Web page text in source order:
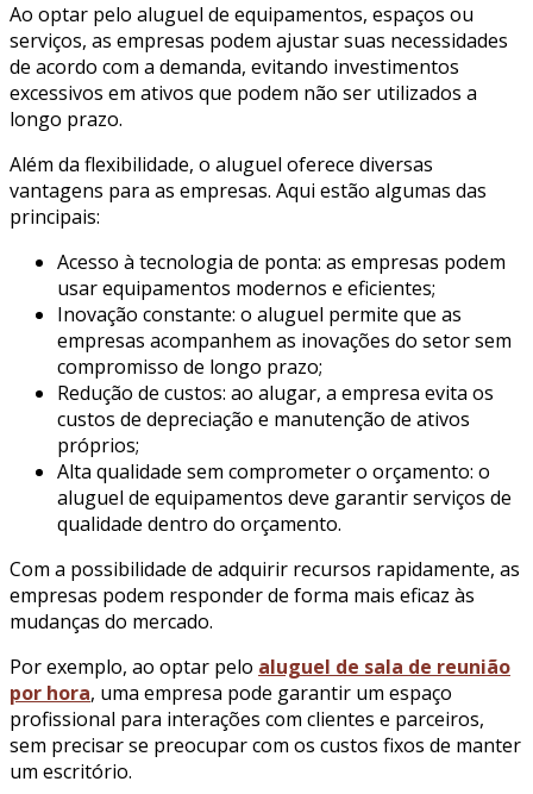
Ao optar pelo aluguel de equipamentos, espaços ou
serviços, as empresas podem ajustar suas necessidades
de acordo com a demanda, evitando investimentos
excessivos em ativos que podem não ser utilizados a
longo prazo.
Além da flexibilidade, o aluguel oferece diversas
vantagens para as empresas. Aqui estão algumas das
principais:
Acesso à tecnologia de ponta: as empresas podem
usar equipamentos modernos e eficientes;
Inovação constante: o aluguel permite que as
empresas acompanhem as inovações do setor sem
compromisso de longo prazo;
Redução de custos: ao alugar, a empresa evita os
custos de depreciação e manutenção de ativos
próprios;
Alta qualidade sem comprometer o orçamento: o
aluguel de equipamentos deve garantir serviços de
qualidade dentro do orçamento.
Com a possibilidade de adquirir recursos rapidamente, as
empresas podem responder de forma mais eficaz às
mudanças do mercado.
Por exemplo, ao optar pelo aluguel de sala de reunião
por hora, uma empresa pode garantir um espaço
profissional para interações com clientes e parceiros,
sem precisar se preocupar com os custos fixos de manter
um escritório.